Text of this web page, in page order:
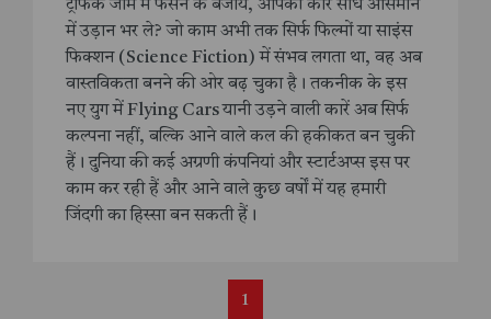
ट्रैफिक जाम में फंसने के बजाय, आपकी कार सीधे आसमान
में उड़ान भर ले? जो काम अभी तक सिर्फ फिल्मों या साइंस
फिक्शन (Science Fiction) में संभव लगता था, वह अब
वास्तविकता बनने की ओर बढ़ चुका है। तकनीक के इस
नए युग में Flying Cars यानी उड़ने वाली कारें अब सिर्फ
कल्पना नहीं, बल्कि आने वाले कल की हकीकत बन चुकी
हैं। दुनिया की कई अग्रणी कंपनियां और स्टार्टअप्स इस पर
काम कर रही हैं और आने वाले कुछ वर्षों में यह हमारी
जिंदगी का हिस्सा बन सकती हैं।
1